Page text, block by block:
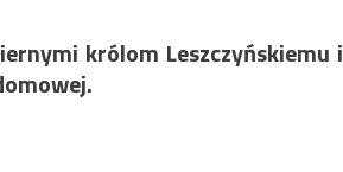
królom Leszczyńskiemu i